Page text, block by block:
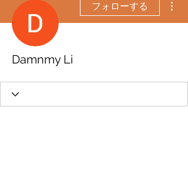
フォローする
Damnmy Li